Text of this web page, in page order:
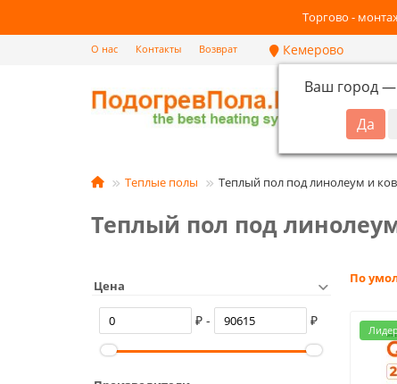
Торгово -
О нас Контакты Возврат Кемерово
Ваш город —
Теплые полы Теплый пол под линолеум и
Теплый пол под
Цена
₽ - ₽
По